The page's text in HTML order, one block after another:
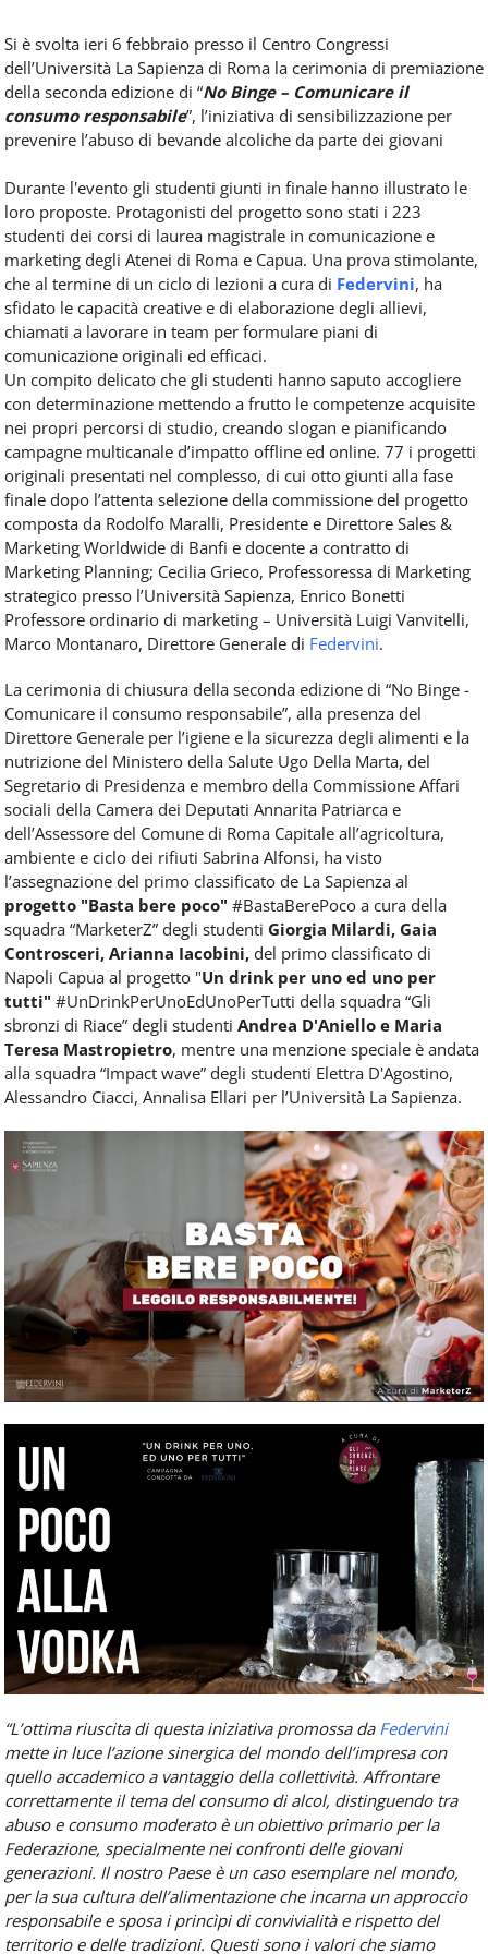
Si è svolta ieri 6 febbraio presso il Centro Congressi
dell’Università La Sapienza di Roma la cerimonia di premiazione
della seconda edizione di “No Binge – Comunicare il
consumo responsabile”, l’iniziativa di sensibilizzazione per
prevenire l’abuso di bevande alcoliche da parte dei giovani
Durante l'evento gli studenti giunti in finale hanno illustrato le
loro proposte. Protagonisti del progetto sono stati i 223
studenti dei corsi di laurea magistrale in comunicazione e
marketing degli Atenei di Roma e Capua. Una prova stimolante,
che al termine di un ciclo di lezioni a cura di Federvini, ha
sfidato le capacità creative e di elaborazione degli allievi,
chiamati a lavorare in team per formulare piani di
comunicazione originali ed efficaci.
Un compito delicato che gli studenti hanno saputo accogliere
con determinazione mettendo a frutto le competenze acquisite
nei propri percorsi di studio, creando slogan e pianificando
campagne multicanale d’impatto offline ed online. 77 i progetti
originali presentati nel complesso, di cui otto giunti alla fase
finale dopo l’attenta selezione della commissione del progetto
composta da Rodolfo Maralli, Presidente e Direttore Sales &
Marketing Worldwide di Banfi e docente a contratto di
Marketing Planning; Cecilia Grieco, Professoressa di Marketing
strategico presso l’Università Sapienza, Enrico Bonetti
Professore ordinario di marketing – Università Luigi Vanvitelli,
Marco Montanaro, Direttore Generale di Federvini.
La cerimonia di chiusura della seconda edizione di “No Binge -
Comunicare il consumo responsabile”, alla presenza del
Direttore Generale per l’igiene e la sicurezza degli alimenti e la
nutrizione del Ministero della Salute Ugo Della Marta, del
Segretario di Presidenza e membro della Commissione Affari
sociali della Camera dei Deputati Annarita Patriarca e
dell’Assessore del Comune di Roma Capitale all’agricoltura,
ambiente e ciclo dei rifiuti Sabrina Alfonsi, ha visto
l’assegnazione del primo classificato de La Sapienza al
progetto "Basta bere poco" #BastaBerePoco a cura della
squadra “MarketerZ” degli studenti Giorgia Milardi, Gaia
Controsceri, Arianna Iacobini, del primo classificato di
Napoli Capua al progetto "Un drink per uno ed uno per
tutti" #UnDrinkPerUnoEdUnoPerTutti della squadra “Gli
sbronzi di Riace” degli studenti Andrea D'Aniello e Maria
Teresa Mastropietro, mentre una menzione speciale è andata
alla squadra “Impact wave” degli studenti Elettra D'Agostino,
Alessandro Ciacci, Annalisa Ellari per l’Università La Sapienza.
“L’ottima riuscita di questa iniziativa promossa da Federvini
mette in luce l’azione sinergica del mondo dell’impresa con
quello accademico a vantaggio della collettività. Affrontare
correttamente il tema del consumo di alcol, distinguendo tra
abuso e consumo moderato è un obiettivo primario per la
Federazione, specialmente nei confronti delle giovani
generazioni. Il nostro Paese è un caso esemplare nel mondo,
per la sua cultura dell’alimentazione che incarna un approccio
responsabile e sposa i princìpi di convivialità e rispetto del
territorio e delle tradizioni. Questi sono i valori che siamo